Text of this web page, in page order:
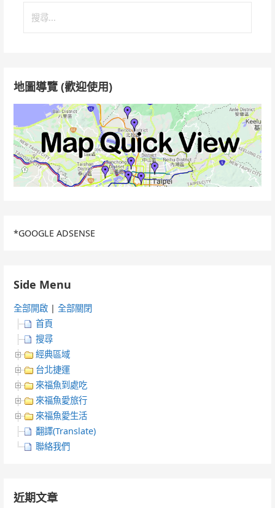
地圖導覽 (歡迎使用)
*GOOGLE ADSENSE
Side Menu
全部開啟 |全部關閉
首頁
搜尋
經典區域
台北捷運
來福魚到處吃
來福魚愛旅行
來福魚愛生活
翻譯(Translate)
聯絡我們
近期文章